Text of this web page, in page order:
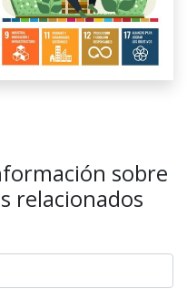
sobre
relacionados